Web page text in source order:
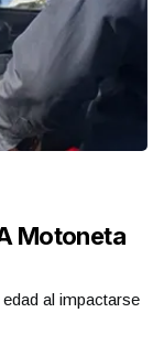
Motoneta
al impactarse